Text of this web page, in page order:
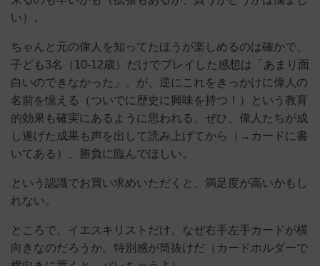
い）。
ちゃんと元の偉人を知ってたほうが楽しめるのは確かで、
子ども3名（10-12歳）だけでプレイした感想は「あまり面
白いのできなかった」。が、逆にこれをきっかけに偉人の
名前を憶える（ついでに歴史に興味を持つ！）という教育
的効果も確実にあるように思われる。ぜひ、偉人たちが成
し遂げた成果も声を出して読み上げてから（→カードに書
いてある）、勝負に臨んでほしい。
という認識でお買い求めいただくと、満足度が高いかもし
れない。
ところで、イエスキリストだけ、なぜ右手左手カードが横
向きなのだろうか。特別感が筒抜けだ（カードホルダーで